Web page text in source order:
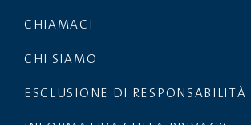
CHIAMACI
CHI SIAMO
ESCLUSIONE DI RESPONSABILITÀ